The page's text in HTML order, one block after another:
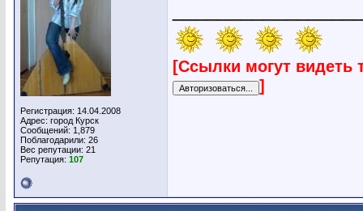
Регистрация: 14.04.2008
Адрес: город Курск
Сообщений: 1,879
Поблагодарили: 26
Вес репутации: 21
Репутация: 107
[Ссылки могут видеть
]